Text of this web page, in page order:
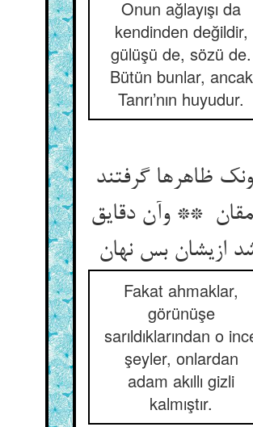
Onun ağlayışı da
kendinden değildir,
gülüşü de, sözü de.
Bütün bunlar, ancak
Tanrı’nın huyudur.
ظاهرها گرفتند
** وآن دقایق
Fakat ahmaklar,
görünüşe
sarıldıklarından o
şeyler, onlardan
adam akıllı gizli
kalmıştır.